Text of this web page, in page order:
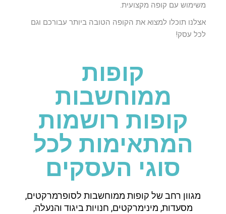
משימוש עם קופה מקצועית.
אצלנו תוכלו למצוא את הקופה הטובה ביותר עבורכם וגם
לכל עסק!
קופות
ממוחשבות
קופות רושמות
המתאימות לכל
סוגי העסקים
מגוון רחב של קופות ממוחשבות לסופרמרקטים,
מסעדות, מינימרקטים, חנויות ביגוד והנעלה,